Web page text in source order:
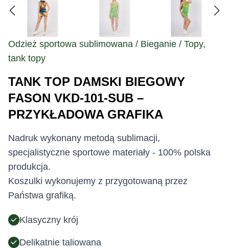
Odzież sportowa sublimowana / Bieganie / Topy,
tank topy
TANK TOP DAMSKI BIEGOWY
FASON VKD-101-SUB –
PRZYKŁADOWA GRAFIKA
Nadruk wykonany metodą sublimacji,
specjalistyczne sportowe materiały - 100% polska
produkcja.
Koszulki wykonujemy z przygotowaną przez
Państwa grafiką.
Klasyczny krój
Delikatnie taliowana